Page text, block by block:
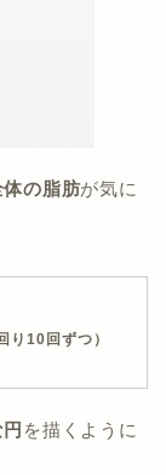
体の脂肪が気に
り10回ずつ）
を描くように